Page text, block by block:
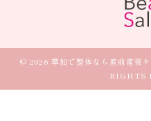
© 2026 草加で整体なら産前産後
RIGHTS